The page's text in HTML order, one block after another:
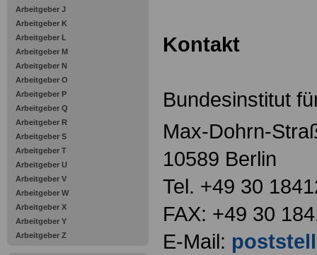
Arbeitgeber J
Arbeitgeber K
Arbeitgeber L
Arbeitgeber M
Arbeitgeber N
Arbeitgeber O
Arbeitgeber P
Arbeitgeber Q
Arbeitgeber R
Arbeitgeber S
Arbeitgeber T
Arbeitgeber U
Arbeitgeber V
Arbeitgeber W
Arbeitgeber X
Arbeitgeber Y
Arbeitgeber Z
Kontakt
Bundesinstitut
Max-Dohrn-
10589 Berlin
Tel. +49 30
FAX: +49 30
E-Mail: